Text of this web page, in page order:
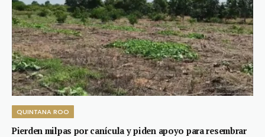
QUINTANA ROO
Pierden milpas por canícula y piden apoyo para resembrar